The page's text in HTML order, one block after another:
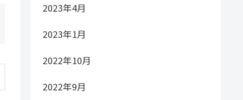
2023年4月
2023年1月
2022年10月
2022年9月